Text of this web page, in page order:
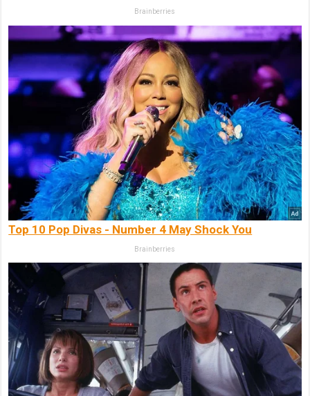
Brainberries
Top 10 Pop Divas - Number 4 May Shock You
Brainberries